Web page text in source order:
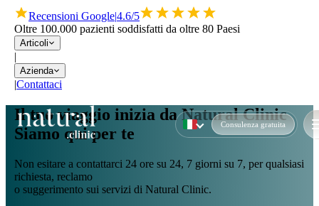
Recensioni Google|4.6/5
Oltre 100.000 pazienti soddisfatti da oltre 80 Paesi
Articoli
|
Azienda
|Contattaci
Consulenza gratuita
Il tuo viaggio inizia da Natural Clinic
Siamo qui per te
Non esitare a contattarci 24 ore su 24, 7 giorni su 7, per qualsiasi
richiesta, reclamo
o suggerimento sui servizi di Natural Clinic.